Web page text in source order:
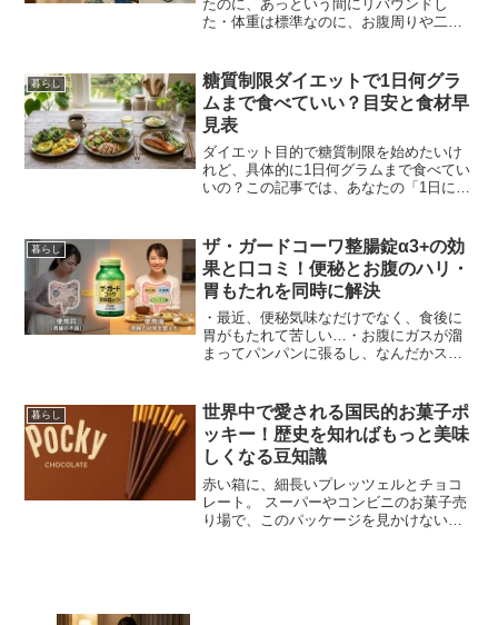
たのに、あっという間にリバウンドし
た・体重は標準なのに、お腹周りや二の
ったこのような悩みの根本的な原因は、
「体重計の数字だけを追いか...
暮らし
糖質制限ダイエットで1日何グラ
ムまで食べていい？目安と食材早
見表
ダイエット目的で糖質制限を始めたいけ
れど、具体的に1日何グラムまで食べてい
いの？この記事では、あなたの「1日に何
後まで読み進めていただければ、日々の
具体的な食事メニュー...
暮らし
ザ・ガードコーワ整腸錠α3+の効
果と口コミ！便秘とお腹のハリ・
胃もたれを同時に解決
・最近、便秘気味なだけでなく、食後に
胃がもたれて苦しい…・お腹にガスが溜
まってパンパンに張るし、なんだかスッ
悩まされる方は非常に増えてきます。実
は、ガンコな便秘や嫌なお...
暮らし
世界中で愛される国民的お菓子ポ
ッキー！歴史を知ればもっと美味
しくなる豆知識
赤い箱に、細長いプレッツェルとチョコ
レート。 スーパーやコンビニのお菓子売
り場で、このパッケージを見かけない日